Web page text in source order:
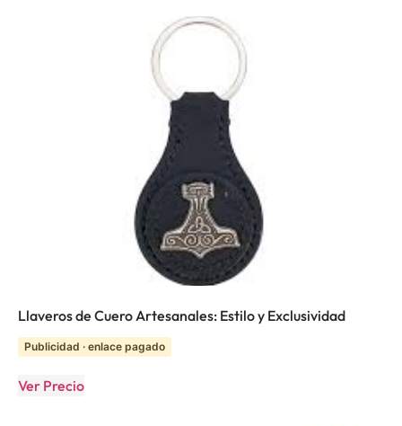
Llaveros de Cuero Artesanales: Estilo y Exclusividad
Publicidad · enlace pagado
Ver Precio